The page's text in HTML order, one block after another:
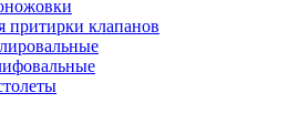
клапанов